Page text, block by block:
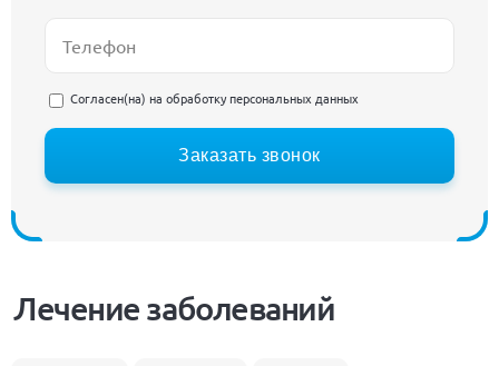
Согласен(на) на обработку персональных данных
Заказать звонок
Лечение заболеваний